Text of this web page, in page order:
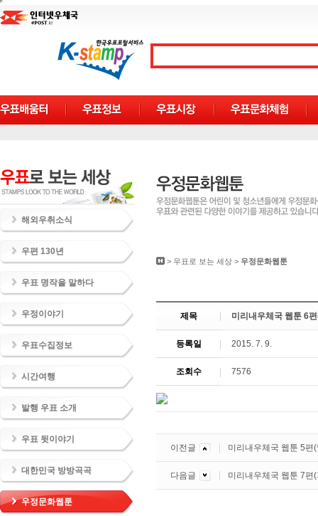
해외우취소식
우편 130년
우표 명작을 말하다
우정이야기
우표수집정보
시간여행
발행 우표 소개
우표 뒷이야기
대한민국 방방곡곡
우정문화웹툰
> 우표로 보는 세상 > 우정문화웹툰
제목 미리내우체국 웹툰 6
등록일 2015. 7. 9.
조회수 7576
이전글 미리내우체국 웹툰 5편
다음글 미리내우체국 웹툰 7편